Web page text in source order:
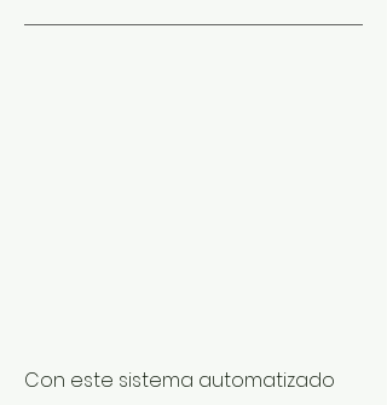
Con este sistema automatizado